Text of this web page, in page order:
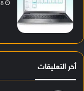
18
أخر التعليقات